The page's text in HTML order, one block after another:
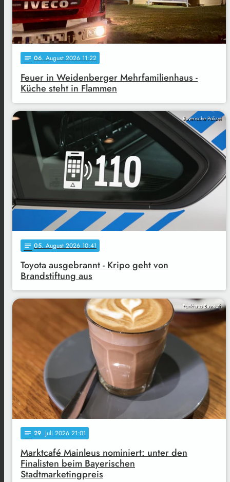
notes 06. August 2026 11:22
Feuer in Weidenberger Mehrfamilienhaus -
Küche steht in Flammen
Bayerische Polizei
notes 05. August 2026 10:41
Toyota ausgebrannt - Kripo geht von
Brandstiftung aus
Funkhaus Bayreuth
notes 29. Juli 2026 21:01
Marktcafé Mainleus nominiert: unter den
Finalisten beim Bayerischen
Stadtmarketingpreis